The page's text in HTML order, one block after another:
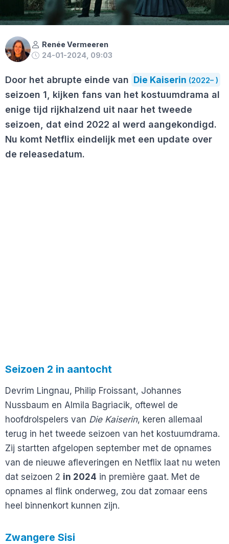
Renée Vermeeren
24-01-2024, 09:03
Door het abrupte einde van Die Kaiserin (2022– )
seizoen 1, kijken fans van het kostuumdrama al
enige tijd rijkhalzend uit naar het tweede
seizoen, dat eind 2022 al werd aangekondigd.
Nu komt Netflix eindelijk met een update over
de releasedatum.
Seizoen 2 in aantocht
Devrim Lingnau, Philip Froissant, Johannes
Nussbaum en Almila Bagriacik, oftewel de
hoofdrolspelers van Die Kaiserin, keren allemaal
terug in het tweede seizoen van het kostuumdrama.
Zij startten afgelopen september met de opnames
van de nieuwe afleveringen en Netflix laat nu weten
dat seizoen 2 in 2024 in première gaat. Met de
opnames al flink onderweg, zou dat zomaar eens
heel binnenkort kunnen zijn.
Zwangere Sisi